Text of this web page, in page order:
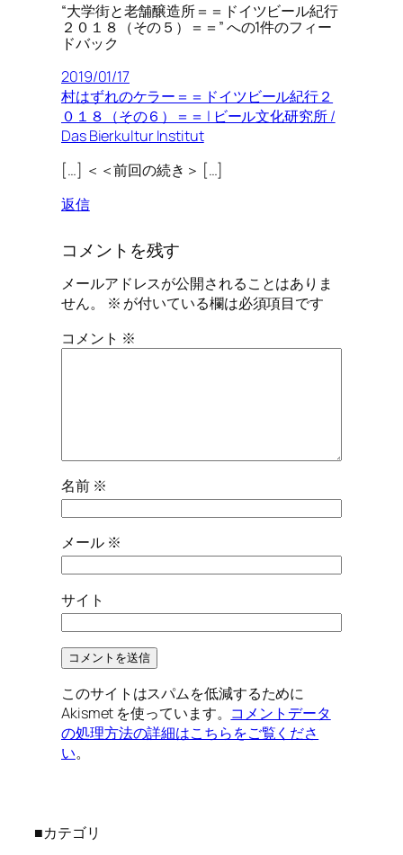
“大学街と老舗醸造所＝＝ドイツビール紀行
２０１８（その５）＝＝” への1件のフィー
ドバック
2019/01/17
村はずれのケラー＝＝ドイツビール紀行２
０１８（その６）＝＝ | ビール文化研究所 /
Das Bierkultur Institut
[…] ＜＜前回の続き＞ […]
返信
コメントを残す
メールアドレスが公開されることはありま
せん。
※ が付いている欄は必須項目です
コメント ※
名前 ※
メール ※
サイト
このサイトはスパムを低減するために
Akismet を使っています。 コメントデータ
の処理方法の詳細はこちらをご覧くださ
い。
■カテゴリ